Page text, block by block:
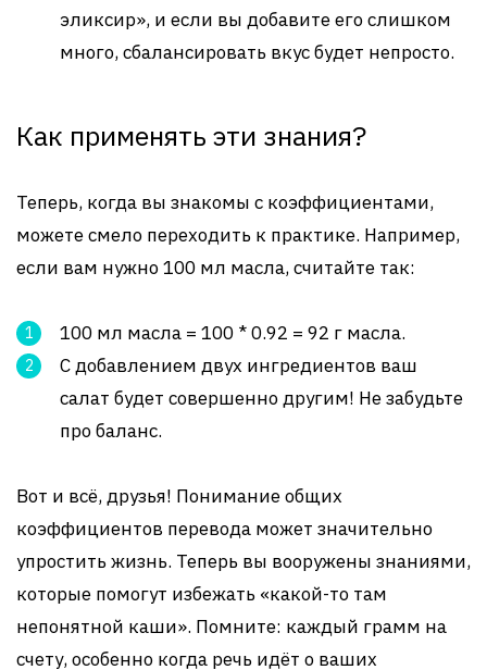
эликсир», и если вы добавите его слишком
много, сбалансировать вкус будет непросто.
Как применять эти знания?
Теперь, когда вы знакомы с коэффициентами,
можете смело переходить к практике. Например,
если вам нужно 100 мл масла, считайте так:
100 мл масла = 100 * 0.92 = 92 г масла.
С добавлением двух ингредиентов ваш
салат будет совершенно другим! Не забудьте
про баланс.
Вот и всё, друзья! Понимание общих
коэффициентов перевода может значительно
упростить жизнь. Теперь вы вооружены знаниями,
которые помогут избежать «какой-то там
непонятной каши». Помните: каждый грамм на
счету, особенно когда речь идёт о ваших